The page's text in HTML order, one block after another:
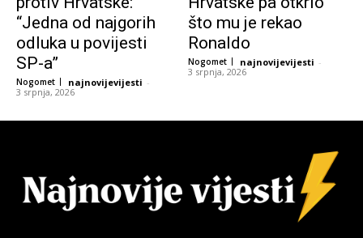
“Jedna od najgorih
odluka u povijesti
SP-a”
Nogomet najnovijevijesti -
3 srpnja, 2026
što mu je rekao
Ronaldo
Nogomet najnovijevijesti -
3 srpnja, 2026